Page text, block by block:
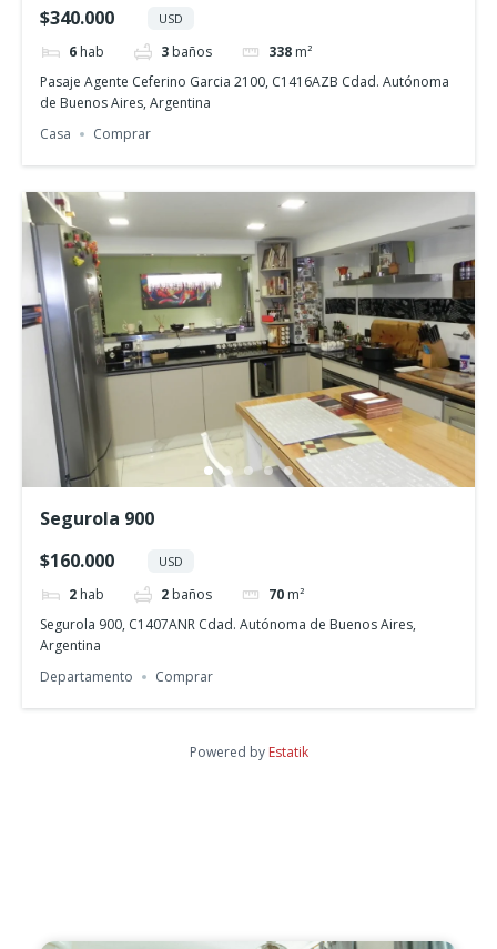
$340.000 USD
6 hab 3 baños 338 m²
Pasaje Agente Ceferino Garcia 2100, C1416AZB Cdad. Autónoma
de Buenos Aires, Argentina
Casa
Comprar
Segurola 900
$160.000
USD
2 hab 2 baños 70 m²
Segurola 900, C1407ANR Cdad. Autónoma de Buenos Aires,
Argentina
Departamento
Comprar
Powered by Estatik